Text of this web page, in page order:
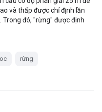
và thấp được chỉ định lần
Trong đó, "rừng" được định
rừng